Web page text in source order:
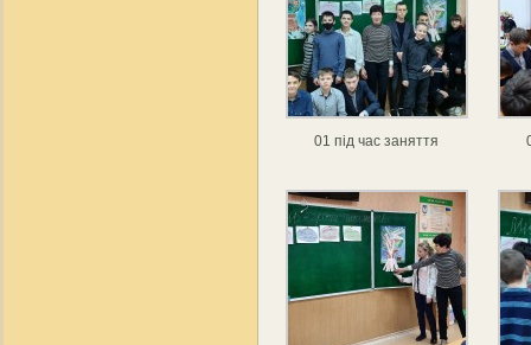
01 під час заняття